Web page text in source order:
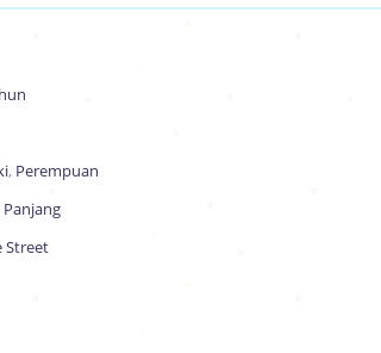
, Perempuan
Street